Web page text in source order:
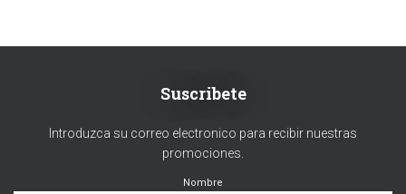
Suscribete
Introduzca su correo electronico para recibir nuestras
promociones.
Nombre